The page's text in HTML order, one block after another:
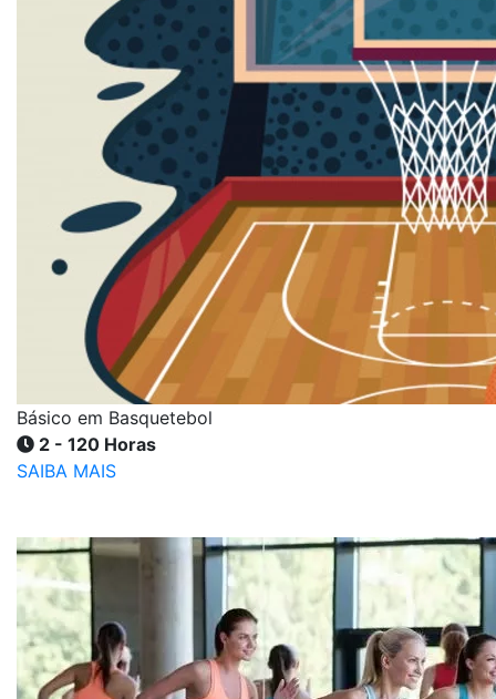
Básico em Basquetebol
2 - 120 Horas
SAIBA MAIS